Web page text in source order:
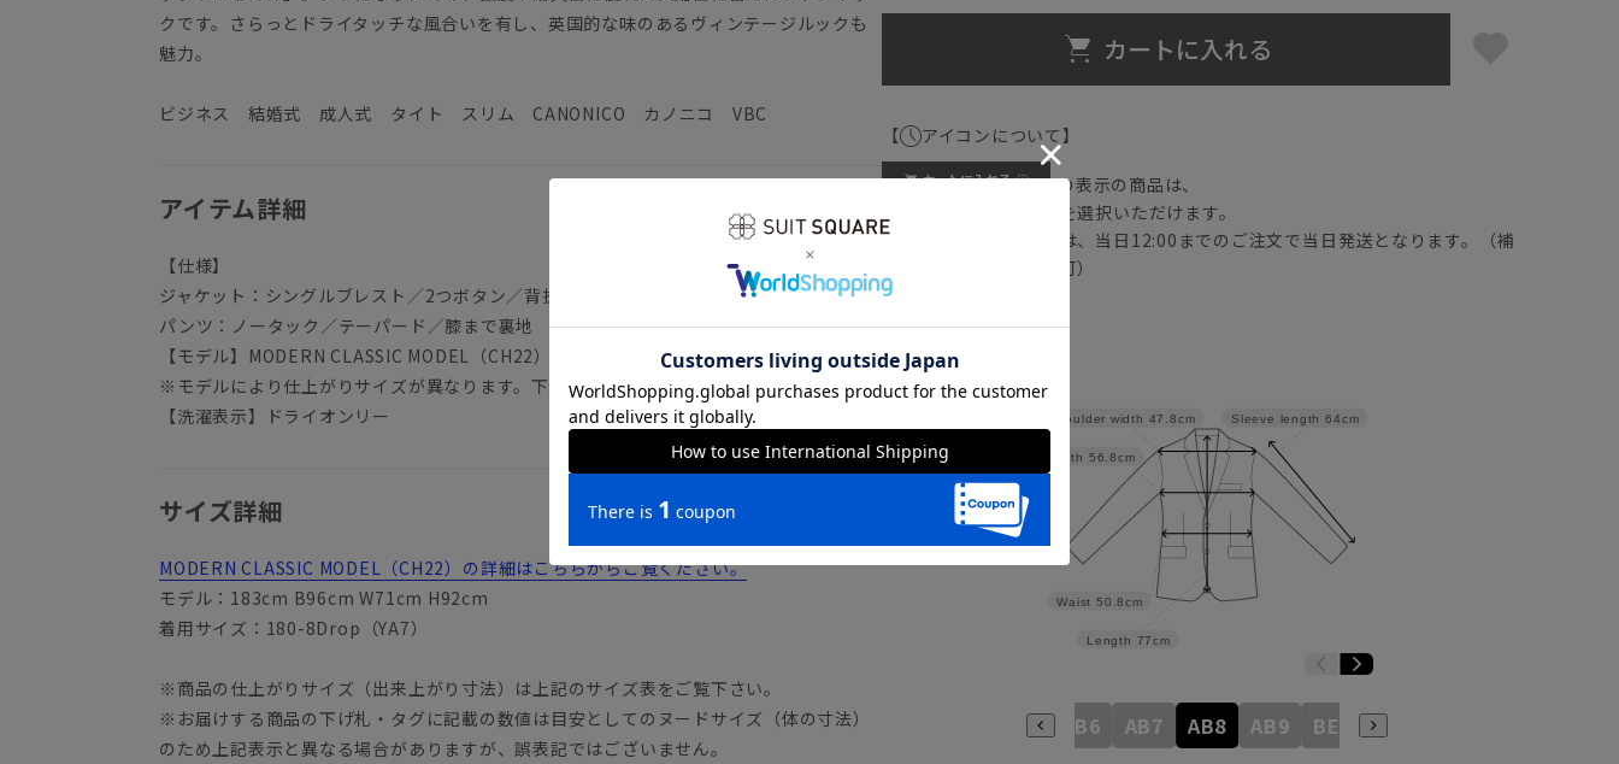
クです。さらっとドライタッチな風合いを有し、英国的な味のあるヴィンテージルックも
魅力。
ビジネス 結婚式 成人式 タイト スリム CANONICO カノニコ VBC
アイテム詳細
【仕様】
ジャケット：シングルブレスト／2つボタン／背抜き仕立て／本切羽／サイドベンツ
パンツ：ノータック／テーパード／膝まで裏地
【モデル】MODERN CLASSIC MODEL（CH22）
※モデルにより仕上がりサイズが異なります。下記のサイズ詳細を必ずご確認下さい。
【洗濯表示】ドライオンリー
サイズ詳細
MODERN CLASSIC MODEL（CH22）の詳細はこちらからご覧ください。
モデル：183cm B96cm W71cm H92cm
着用サイズ：180-8Drop（YA7）
※商品の仕上がりサイズ（出来上がり寸法）は上記のサイズ表をご覧下さい。
※お届けする商品の下げ札・タグに記載の数値は目安としてのヌードサイズ（体の寸法）
のため上記表示と異なる場合がありますが、誤表記ではございません。
カートに入れる
【 アイコンについて】
の表示の商品は、
注文画面でお急ぎ発送を選択いただけます。
さらにメルマガ会員様は、当日12:00までのご注文で当日発送となります。（補
正商品の場合は対応不可）
詳しくはこちら
Sleeve length 64cm
Length 77cm
Waist 50.8cm
Width 56.8cm
Shoulder width 47.8cm
YA3 A3 A4 A5 A6 A7 A8 A9 AB5 AB6 AB7 AB8 AB9 BE3 BE4